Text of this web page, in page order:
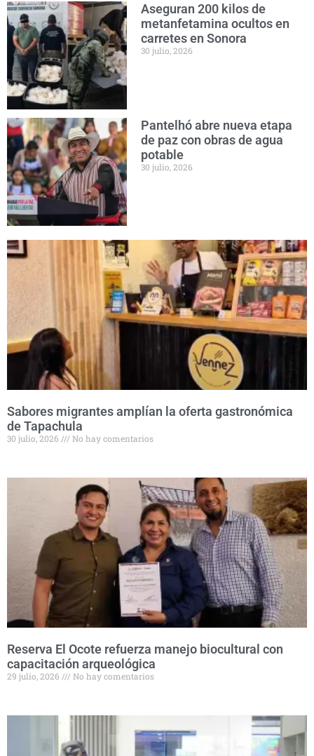
Aseguran 200 kilos de
metanfetamina ocultos en
carretes en Sonora
30 julio, 2026
Pantelhó abre nueva etapa
de paz con obras de agua
potable
30 julio, 2026
Sabores migrantes amplían la oferta gastronómica
de Tapachula
30 julio, 2026 No hay comentarios
Reserva El Ocote refuerza manejo biocultural con
capacitación arqueológica
29 julio, 2026 No hay comentarios